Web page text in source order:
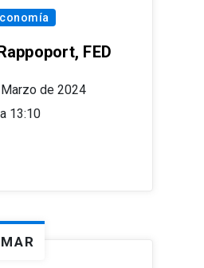
FED
de 2024
13:10
MAR